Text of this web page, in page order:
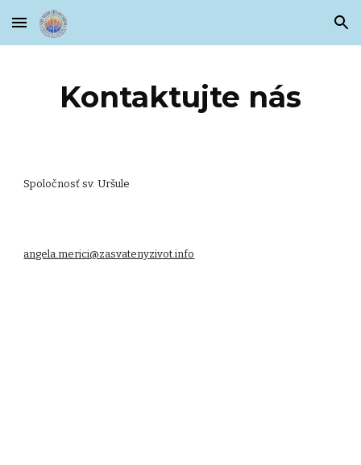
Skip to main content Skip to navigation
Kontaktujte nás
Spoločnosť sv. Uršule
angela.merici@zasvatenyzivot.info